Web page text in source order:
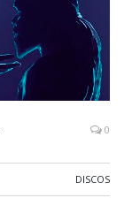
0
DISCOS